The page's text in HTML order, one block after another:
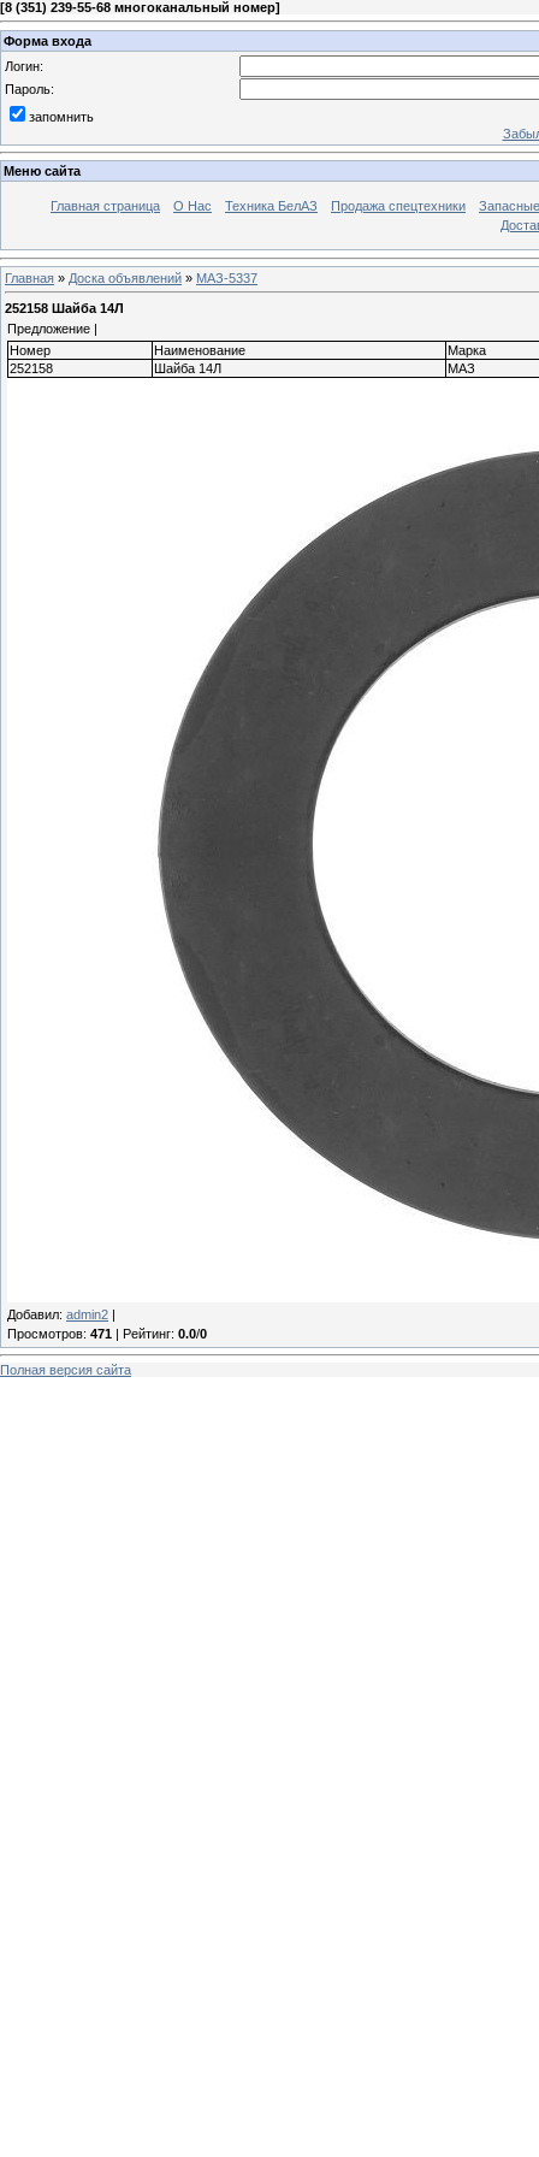
[8 (351) 239-55-68 многоканальный номер]
Форма входа
Логин:
Пароль:
запомнить
Меню сайта
Главная страница О Нас Техника БелАЗ Продажа спецтехники
Главная » Доска объявлений » МАЗ-5337
252158 Шайба 14Л
Предложение |
Номер
Наименование
Марка
252158
Шайба 14Л МАЗ
Добавил: admin2 |
Просмотров: 471 | Рейтинг: 0.0/0
Полная версия сайта